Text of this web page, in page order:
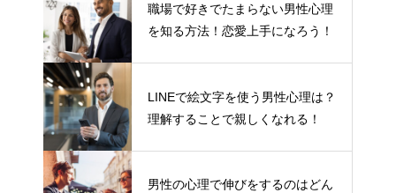
職場で好きでたまらない男性心理
を知る方法！恋愛上手になろう！
LINEで絵文字を使う男性心理は？
理解することで親しくなれる！
男性の心理で伸びをするのはどん